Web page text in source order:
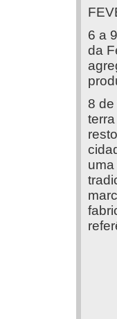
6 a
da
8 de